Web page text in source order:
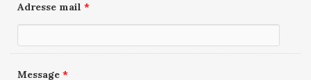
Adresse mail *
Message *